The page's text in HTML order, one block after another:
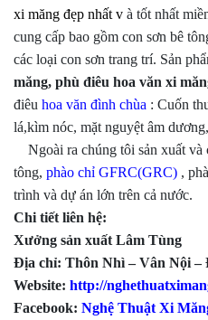
xi măng đẹp nhất v à tốt nhất
cung cấp bao gồm con sơn bê
các loại con sơn trang trí. Sản
măng, phù điêu hoa văn xi
điêu hoa văn đình chùa : Cuốn
lá,kìm nóc, mặt nguyệt âm
Ngoài ra chúng tôi sản xuất và
tông, phào chỉ GFRC(GRC) ,
trình và dự án lớn trên cả nước.
Chi tiết liên hệ:
Xưởng sản xuất Lâm Tùng
Địa chỉ: Thôn Nhì – Vân Nội –
Website: http://
Facebook: Nghệ Thuật Xi